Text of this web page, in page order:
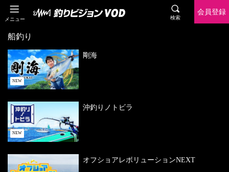
メニュー 検索
会員登録
船釣り
NEW
剛海
NEW
沖釣りノトビラ
オフショアレボリューションNEXT